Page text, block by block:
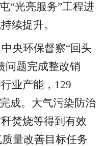
“光亮服务”工程进
续提升。
中央环保督察“回头
问题完成整改销
业产能， 129
成。大气污染防治
焚烧等得到有效
量改善目标任务